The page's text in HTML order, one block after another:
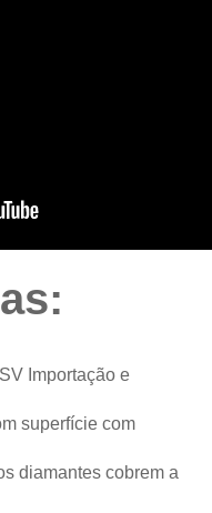
Importação e
superfície com
diamantes cobrem a